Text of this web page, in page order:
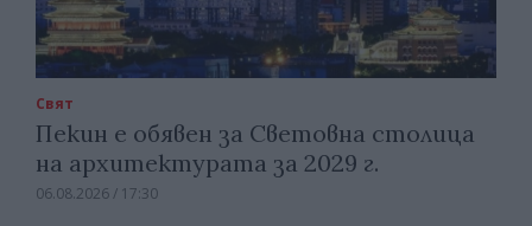
Свят
Пекин е обявен за Световна столица
на архитектурата за 2029 г.
06.08.2026 / 17:30